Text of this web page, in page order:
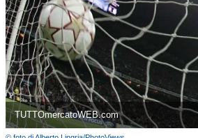
TUTTOmercatoWEB.com